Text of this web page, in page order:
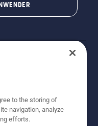
vorbehalten. Bei
um unverbindliche
to the storing of
navigation, analyze
efforts.